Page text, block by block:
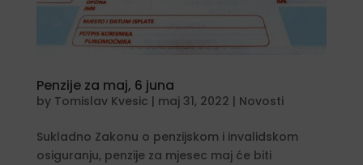
Penzije za maj, 6 juna
by Tomislav Kvesic | maj 31, 2022 | Novosti
Sukladno Zakonu o penzijskom i invalidskom
osiguranju, penzije za mjesec maj će biti